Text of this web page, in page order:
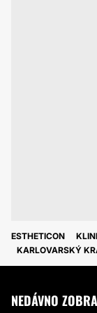
ESTHETICON
KARLOVARSKÝ
NEDÁVNO